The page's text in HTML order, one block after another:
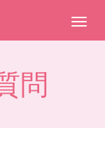
M
e
問